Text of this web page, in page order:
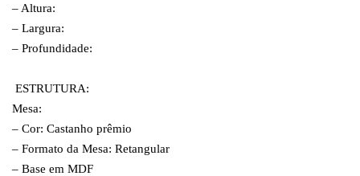
– Altura:
– Largura:
– Profundidade:
ESTRUTURA:
Mesa:
– Cor: Castanho prêmio
– Formato da Mesa: Retangular
– Base em MDF